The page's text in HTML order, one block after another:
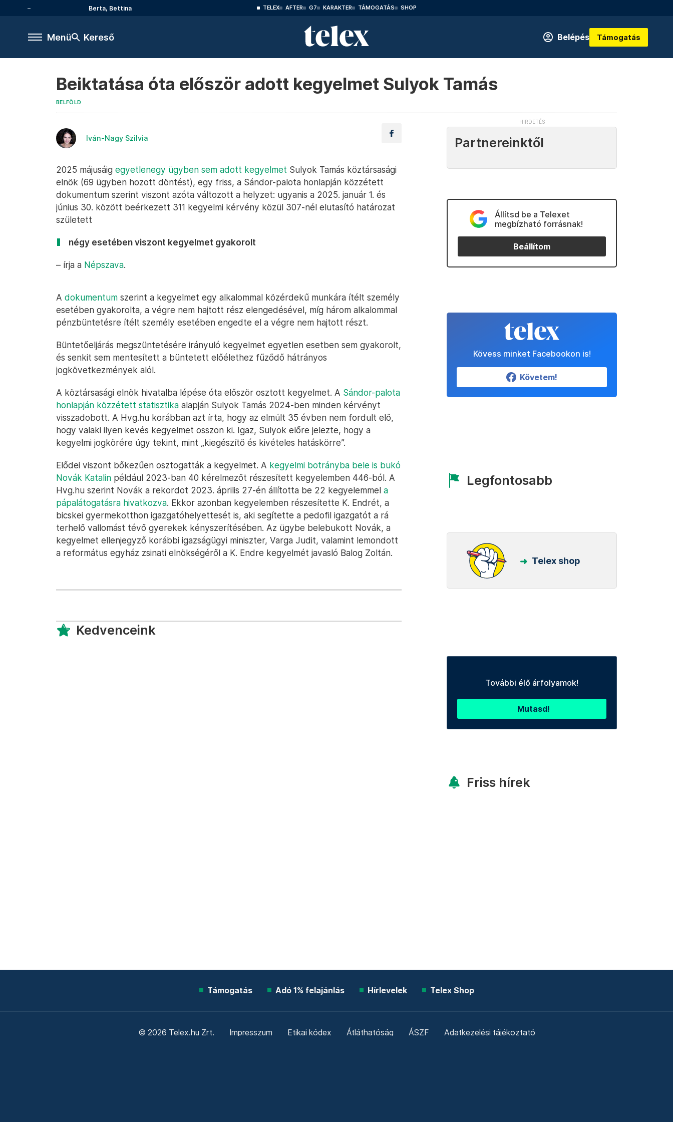
Berta, Bettina TELEX AFTER G7 KARAKTER TÁMOGATÁS SHOP
Menü Kereső Belépés Támogatás
Beiktatása óta először adott kegyelmet Sulyok Tamás
BELFÖLD
Iván-Nagy Szilvia
2025 májusáig egyetlenegy ügyben sem adott kegyelmet Sulyok Tamás köztársasági
elnök (69 ügyben hozott döntést), egy friss, a Sándor-palota honlapján közzétett
dokumentum szerint viszont azóta változott a helyzet: ugyanis a 2025. január 1. és
június 30. között beérkezett 311 kegyelmi kérvény közül 307-nél elutasító határozat
született
négy esetében viszont kegyelmet gyakorolt
– írja a Népszava.
A dokumentum szerint a kegyelmet egy alkalommal közérdekű munkára ítélt személy
esetében gyakorolta, a végre nem hajtott rész elengedésével, míg három alkalommal
pénzbüntetésre ítélt személy esetében engedte el a végre nem hajtott részt.
Büntetőeljárás megszüntetésére irányuló kegyelmet egyetlen esetben sem gyakorolt,
és senkit sem mentesített a büntetett előélethez fűződő hátrányos
jogkövetkezmények alól.
A köztársasági elnök hivatalba lépése óta először osztott kegyelmet. A Sándor-palota
honlapján közzétett statisztika alapján Sulyok Tamás 2024-ben minden kérvényt
visszadobott. A Hvg.hu korábban azt írta, hogy az elmúlt 35 évben nem fordult elő,
hogy valaki ilyen kevés kegyelmet osszon ki. Igaz, Sulyok előre jelezte, hogy a
kegyelmi jogkörére úgy tekint, mint „kiegészítő és kivételes hatáskörre”.
Elődei viszont bőkezűen osztogatták a kegyelmet. A kegyelmi botrányba bele is bukó
Novák Katalin például 2023-ban 40 kérelmezőt részesített kegyelemben 446-ból. A
Hvg.hu szerint Novák a rekordot 2023. április 27-én állította be 22 kegyelemmel a
pápalátogatásra hivatkozva. Ekkor azonban kegyelemben részesítette K. Endrét, a
bicskei gyermekotthon igazgatóhelyettesét is, aki segítette a pedofil igazgatót a rá
terhelő vallomást tévő gyerekek kényszerítésében. Az ügybe belebukott Novák, a
kegyelmet ellenjegyző korábbi igazságügyi miniszter, Varga Judit, valamint lemondott
a református egyház zsinati elnökségéről a K. Endre kegyelmét javasló Balog Zoltán.
Kedvenceink
Partnereinktől
Állítsd be a Telexet
megbízható forrásnak!
Beállítom
Kövess minket Facebookon is!
Követem!
Legfontosabb
Telex shop
További élő árfolyamok!
Mutasd!
Friss hírek
Támogatás Adó 1% felajánlás Hírlevelek Telex Shop
© 2026 Telex.hu Zrt. Impresszum Etikai kódex Átláthatóság ÁSZF Adatkezelési tájékoztató